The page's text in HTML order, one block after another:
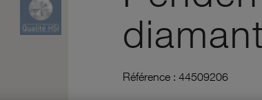
Référence : 44509206